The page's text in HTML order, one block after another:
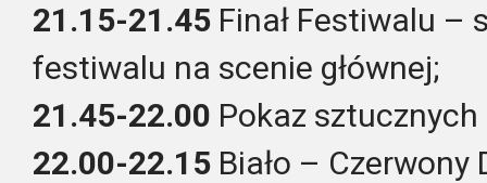
21.15-21.45 Finał Festiwalu –
festiwalu na scenie głównej;
21.45-22.00 Pokaz sztucznych
22.00-22.15 Biało –